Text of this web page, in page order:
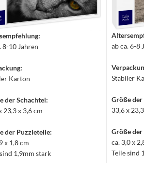
8-10 Jahren
Karton
der Schachtel:
23,3 x 3,6 cm
der Puzzleteile:
x 1,8 cm
1,9mm stark
ab ca. 6-8
Stabiler
Größe der
33,6 x
Größe
ca. 3,0 x
Teile sind